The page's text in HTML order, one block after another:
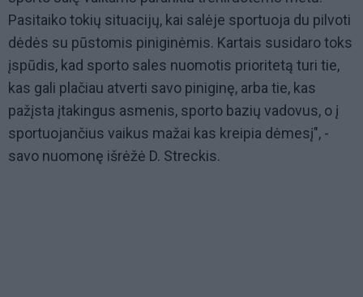
Pasitaiko tokių situacijų, kai salėje sportuoja du pilvoti
dėdės su pūstomis piniginėmis. Kartais susidaro toks
įspūdis, kad sporto sales nuomotis prioritetą turi tie,
kas gali plačiau atverti savo piniginę, arba tie, kas
pažįsta įtakingus asmenis, sporto bazių vadovus, o į
sportuojančius vaikus mažai kas kreipia dėmesį", -
savo nuomonę išrėžė D. Streckis.